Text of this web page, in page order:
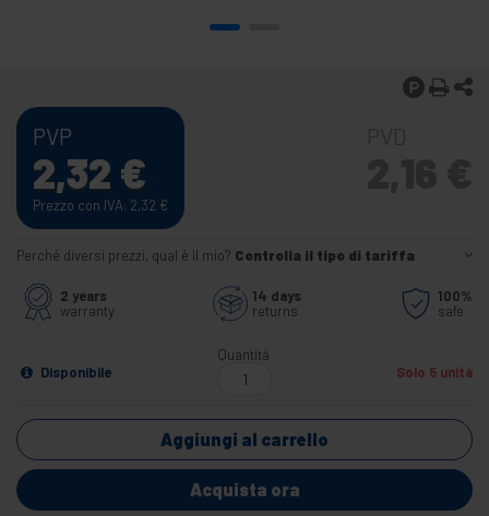
PVP
2,32 €
Prezzo con IVA: 2,32 €
Perché diversi prezzi, qual è il mio? Controlla il tipo di tariffa
2 years
warranty
14 days
returns
100%
safe
Disponibile
Quantità
Solo 5 unità
Aggiungi al carrello
Acquista ora